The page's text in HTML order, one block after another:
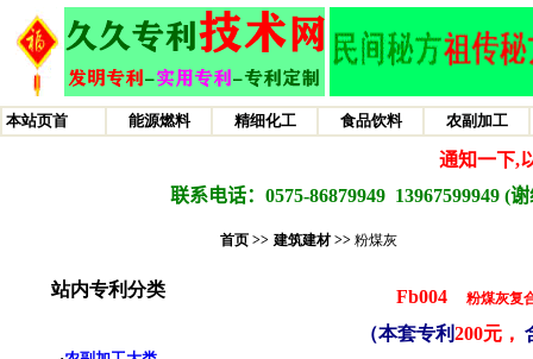
首页 >> 建筑建材 >> 粉煤灰
Fb004 粉煤灰复
（本套专利200元，